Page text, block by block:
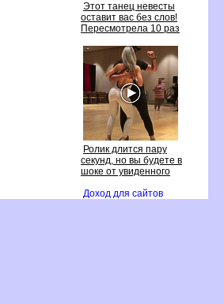
Этот танец невесты
оставит вас без слов!
Пересмотрела 10 раз
Ролик длится пару
секунд, но вы будете
шоке от увиденного
Доход для сайто